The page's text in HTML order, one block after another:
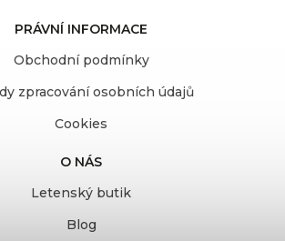
PRÁVNÍ INFORMACE
Obchodní podmínky
zpracování osobních údajů
Cookies
O NÁS
Letenský butik
Blog